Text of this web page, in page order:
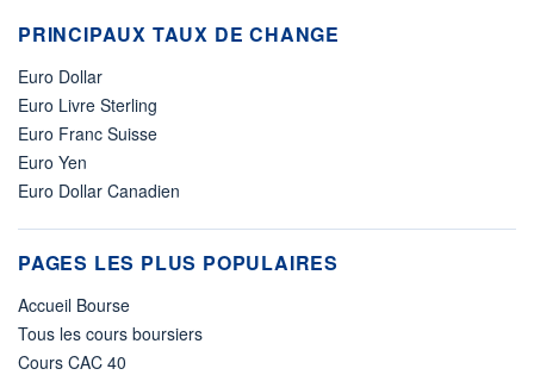
PRINCIPAUX TAUX DE CHANGE
Euro Dollar
Euro Livre Sterling
Euro Franc Suisse
Euro Yen
Euro Dollar Canadien
PAGES LES PLUS POPULAIRES
Accueil Bourse
Tous les cours boursiers
Cours CAC 40